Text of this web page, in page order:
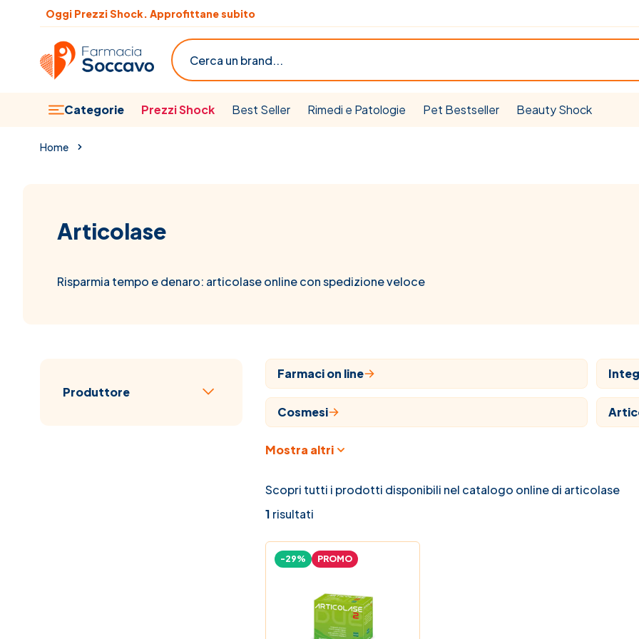
Salta al contenuto
Scopri le offerte del mese
Categorie Prezzi Shock Best Seller Rimedi e Patologie Pet Bestseller Beauty Shock
Cerca
Home
Articolase
Risparmia tempo e denaro: articolase online con spedizione veloce
Passa all'elenco prodotti
Produttore
Farmaci on line
Cosmesi
Veterinaria
Veterinari
Vitamina C
Elenco Farmaci
Mostra altri
Scopri tutti i prodotti disponibili nel catalogo online di articolase
1 risultati
-29% PROMO